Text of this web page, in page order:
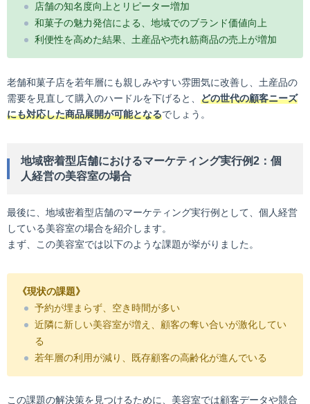
店舗の知名度向上とリピーター増加
和菓子の魅力発信による、地域でのブランド価値向上
利便性を高めた結果、土産品や売れ筋商品の売上が増加
老舗和菓子店を若年層にも親しみやすい雰囲気に改善し、土産品の
需要を見直して購入のハードルを下げると、 どの世代の顧客ニーズ
にも対応した商品展開が可能となるでしょう。
地域密着型店舗におけるマーケティング実行例2：個
人経営の美容室の場合
最後に、地域密着型店舗のマーケティング実行例として、個人経営
している美容室の場合を紹介します。
まず、この美容室では以下のような課題が挙がりました。
《現状の課題》
予約が埋まらず、空き時間が多い
近隣に新しい美容室が増え、顧客の奪い合いが激化してい
る
若年層の利用が減り、既存顧客の高齢化が進んでいる
この課題の解決策を見つけるために、美容室では顧客データや競合